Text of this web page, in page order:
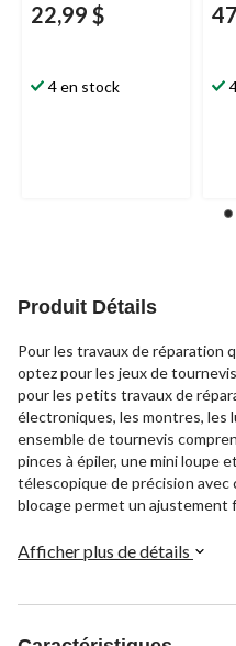
22,99 $
4 en stock
Produit Détails
Pour les travaux de réparation
optez pour les jeux de
pour les petits travaux de
électroniques, les montres, les
ensemble de tournevis
pinces à épiler, une mini loupe
télescopique de précision
blocage permet un ajustement
performance fiable et à long
Afficher plus de détails